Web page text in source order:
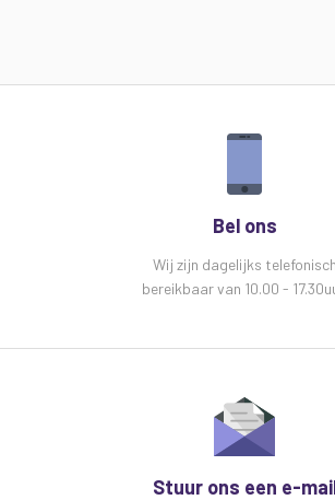
Bel ons
Wij zijn dagelijks telefonisch
bereikbaar van 10.00 -
Stuur ons een e-